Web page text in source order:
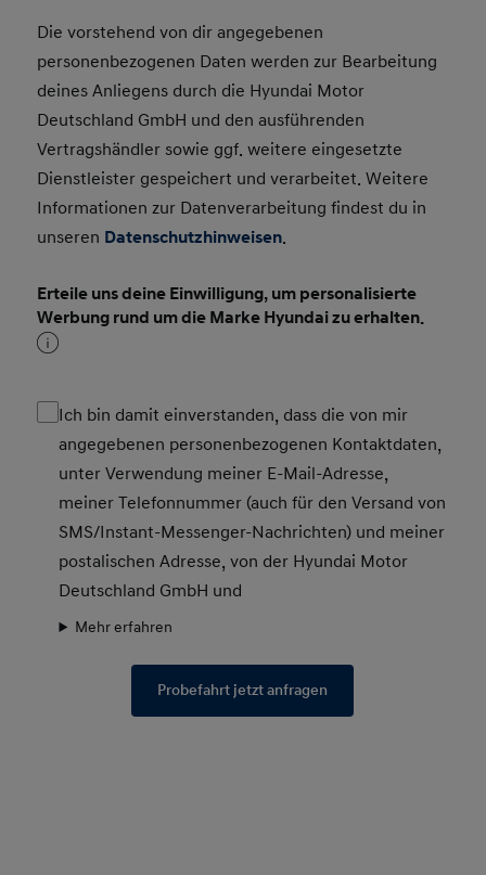
Die vorstehend von dir angegebenen
personenbezogenen Daten werden zur Bearbeitung
deines Anliegens durch die Hyundai Motor
Deutschland GmbH und den ausführenden
Vertragshändler sowie ggf. weitere eingesetzte
Dienstleister gespeichert und verarbeitet. Weitere
Informationen zur Datenverarbeitung findest du in
unseren Datenschutzhinweisen.
Erteile uns deine Einwilligung, um personalisierte
Werbung rund um die Marke Hyundai zu erhalten.
Ich bin damit einverstanden, dass die von mir
angegebenen personenbezogenen Kontaktdaten,
unter Verwendung meiner E-Mail-Adresse,
meiner Telefonnummer (auch für den Versand von
SMS/Instant-Messenger-Nachrichten) und meiner
postalischen Adresse, von der Hyundai Motor
Deutschland GmbH und
Mehr erfahren
Probefahrt jetzt anfragen